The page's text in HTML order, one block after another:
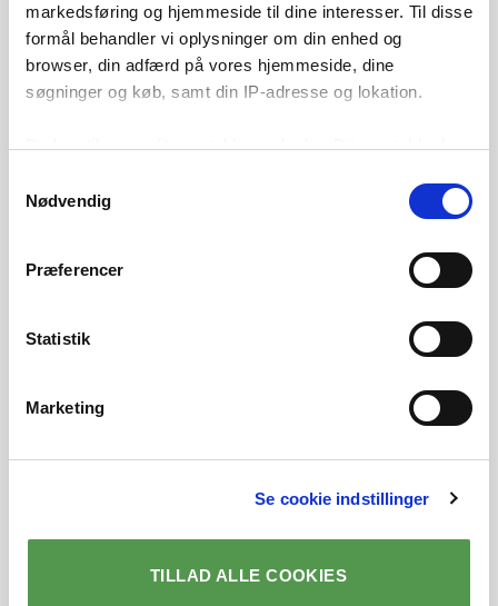
markedsføring og hjemmeside til dine interesser. Til disse
formål behandler vi oplysninger om din enhed og
browser, din adfærd på vores hjemmeside, dine
søgninger og køb, samt din IP-adresse og lokation.
Du kan tilpasse dit samtykke nedenfor. Dit samtykke kan
på menupunktet ”Opdater cookie-indstillinger” nederst på
cookies. Vi bruger dog nogle cookies, der er nødvendige
for at hjemmesiden fungerer, og som derfor ikke kan
Nødvendig
Præferencer
Statistik
Marketing
Se cookie indstillinger
TILLAD ALLE COOKIES
Hej!
Kontakt mig hellere end gerne hvis der er noget
De bedste øf fra Team Kagegrisen